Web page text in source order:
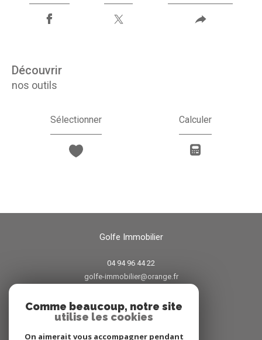
découvrir
nos outils
Sélectionner Calculer
Golfe Immobilier
04 94 96 44 22
golfe-immobilier@orange.fr
83120 sainte-maxime
Comme beaucoup, notre site
utilise les cookies
On aimerait vous accompagner pendant